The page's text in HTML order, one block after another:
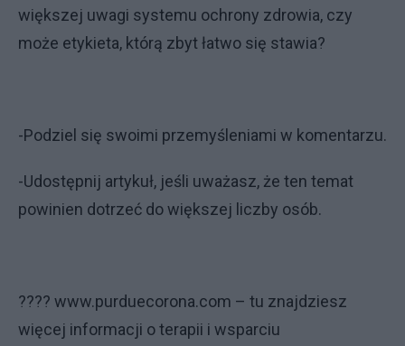
większej uwagi systemu ochrony zdrowia, czy
może etykieta, którą zbyt łatwo się stawia?
-Podziel się swoimi przemyśleniami w komentarzu.
-Udostępnij artykuł, jeśli uważasz, że ten temat
powinien dotrzeć do większej liczby osób.
???? www.purduecorona.com – tu znajdziesz
więcej informacji o terapii i wsparciu